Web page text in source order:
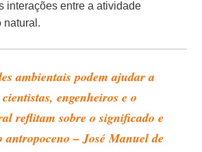
interações entre a atividade
natural.
ambientais podem ajudar a
engenheiros e o
reflitam sobre o significado e
antropoceno – José Manuel de